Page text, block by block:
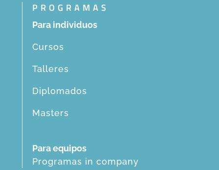
PROGRAMAS
Para individuos
Cursos
Talleres
Diplomados
Masters
Para equipos
Programas in company